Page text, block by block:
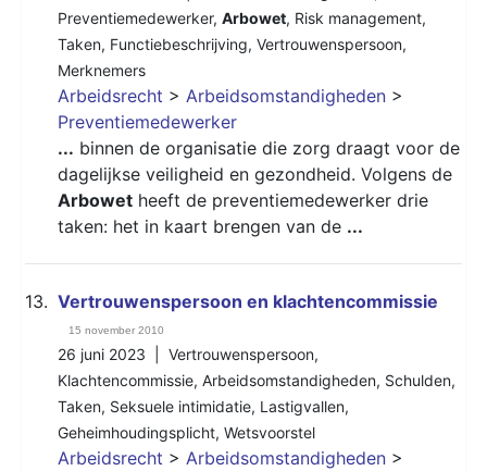
Preventiemedewerker, Arbowet, Risk management,
Taken, Functiebeschrijving, Vertrouwenspersoon,
Merknemers
Arbeidsrecht > Arbeidsomstandigheden >
Preventiemedewerker
... binnen de organisatie die zorg draagt voor de
dagelijkse veiligheid en gezondheid. Volgens de
Arbowet heeft de preventiemedewerker drie
taken: het in kaart brengen van de ...
13. Vertrouwenspersoon en klachtencommissie
15 november 2010
26 juni 2023 | Vertrouwenspersoon,
Klachtencommissie, Arbeidsomstandigheden, Schulden,
Taken, Seksuele intimidatie, Lastigvallen,
Geheimhoudingsplicht, Wetsvoorstel
Arbeidsrecht > Arbeidsomstandigheden >